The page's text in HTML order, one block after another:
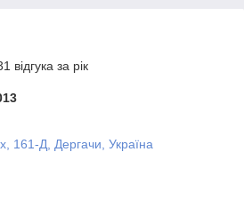
відгука за рік
161-Д, Дергачи, Україна